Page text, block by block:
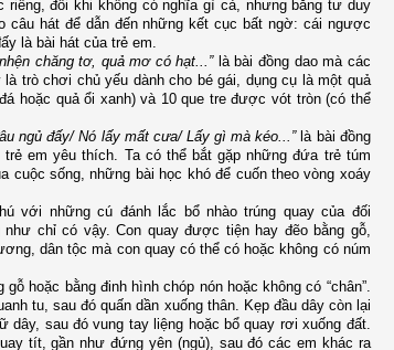
đôi khi không có nghĩa gì cả, nhưng bằng tư duy
câu hát để dẫn đến những kết cục bất ngờ: cái ngược
là bài hát của trẻ em.
chăng tơ, quả mơ có hạt...”là bài đồng dao mà các
trò chơi chủ yếu dành cho bé gái, dụng cụ là một quả
hoặc quả ổi xanh) và 10 que tre được vót tròn (có thể
ngủ đấy/ Nó lấy mất cưa/ Lấy gì mà kéo...”là bài đồng
em yêu thích. Ta có thể bắt gặp những đứa trẻ túm
cuộc sống, những bài học khó để cuốn theo vòng xoáy
với những cú đánh lắc bổ nhào trúng quay của đối
chỉ có vậy. Con quay được tiện hay đẽo bằng gỗ,
dân tộc mà con quay có thể có hoặc không có núm
hoặc bằng đinh hình chóp nón hoặc không có “chân”.
tu, sau đó quấn dần xuống thân. Kẹp đầu dây còn lại
dây, sau đó vung tay liệng hoặc bổ quay rơi xuống đất.
tít, gần như đứng yên (ngủ), sau đó các em khác ra